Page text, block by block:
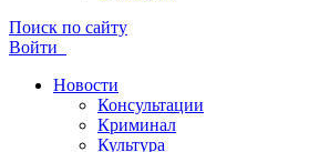
Поиск по сайту
Войти
Новости
Консультации
Криминал
Культура